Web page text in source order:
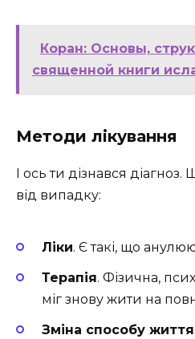
Коран: Основы,
священной книги
Методи лікування
І ось ти дізнався
від випадку:
Ліки. Є такі, що
Терапія. Фізична,
міг знову жити на
Зміна способу життя